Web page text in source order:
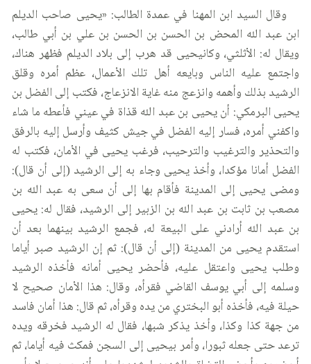
وقال السيد ابن المهنا في عمدة الطالب: «يحيى صاحب الديلم
ابن عبد الله المحض بن الحسن بن الحسن بن علي بن أبي طالب،
ويقال له: الأثلثي، وكانيحيى قد هرب إلى بلاد الديلم فظهر هناك،
واجتمع عليه الناس وبايعه أهل تلك الأعمال، عظم أمره وقلق
الرشيد بذلك وأهمه وانزعج منه غاية الانزعاج، فكتب إلى الفضل بن
يحيى البرمكي: أن يحيى بن عبد الله قذاة في عيني فأعطه ما شاء
واكفني أمره، فسار إليه الفضل في جيش كثيف وأرسل إليه بالرفق
والتحذير والترغيب والترحيب، فرغب يحيى في الأمان، فكتب له
الفضل أمانا مؤكدا، وأخذ يحيى وجاء به إلى الرشيد (إلى أن قال):
ومضى يحيى إلى المدينة فأقام بها إلى أن سعى به عبد الله بن
مصعب بن ثابت بن عبد الله بن الزبير إلى الرشيد، فقال له: يحيى
بن عبد الله أرادني على البيعة له، فجمع الرشيد بينهما بعد أن
استقدم يحيى من المدينة (إلى أن قال): ثم إن الرشيد صبر أياما
وطلب يحيى واعتقل عليه، فأحضر يحيى أمانه فأخذه الرشيد
وسلمه إلى أبي يوسف القاضي فقرأه، وقال: هذا الأمان صحيح لا
حيلة فيه، فأخذه أبو البختري من يده وقرأه، ثم قال: هذا أمان فاسد
من جهة كذا وكذا، وأخذ يذكر شبها، فقال له الرشيد فخرقه ويده
ترعد حتى جعله ثبورا، وأمر بيحيى إلى السجن فمكث فيه أياما، ثم